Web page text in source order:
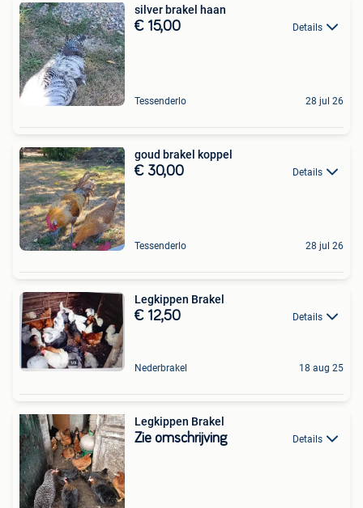
silver brakel haan
€ 15,00 Details
Tessenderlo 28 jul 26
goud brakel koppel
€ 30,00 Details
Tessenderlo 28 jul 26
Legkippen Brakel
€ 12,50 Details
Nederbrakel 18 aug 25
Legkippen Brakel
Zie omschrijving Details